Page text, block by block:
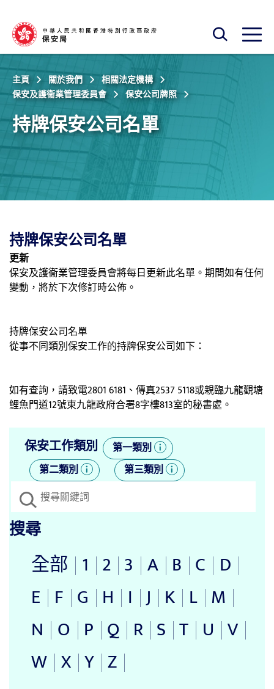
開啟搜尋框
開啟
主頁 關於我們
相關法定機構
保安及護衞業管理委員會
保安公司牌照
持牌保安公司名單
持牌保安公司名單
更新
保安及護衞業管理委員會將每日更新此名單。期間如有任何
變動，將於下次修訂時公佈。
持牌保安公司名單
從事不同類別保安工作的持牌保安公司如下：
如有查詢，請致電2801 6181、傳真2537 5118或親臨九龍觀塘
鯉魚門道12號東九龍政府合署8字樓813室的秘書處。
保安工作類別
第一類別
第二類別
第三類別
搜尋框
全部 1 2 3 A B C D
E F G H I J K L M
N O P Q R S T U V
W X Y Z